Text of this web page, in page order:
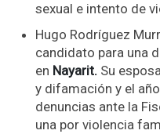
sexual e intento de
Hugo Rodríguez
candidato para una
en Nayarit. Su
y difamación y el
denuncias ante la
una por violencia